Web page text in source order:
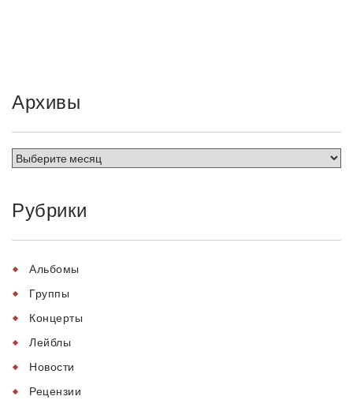
Архивы
Рубрики
Альбомы
Группы
Концерты
Лейблы
Новости
Рецензии